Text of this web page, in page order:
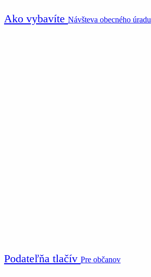
Ako vybavíte Návšteva obecného úradu
Podateľňa tlačív Pre občanov